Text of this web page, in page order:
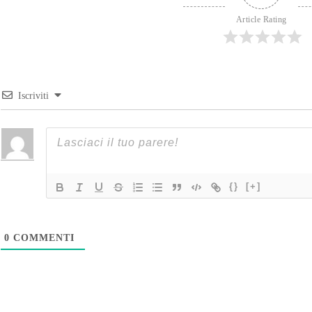
Article Rating
Iscriviti
{} [+]
0 COMMENTI